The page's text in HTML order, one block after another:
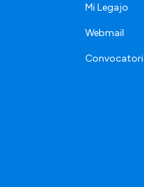
Mi Legajo
Webmail